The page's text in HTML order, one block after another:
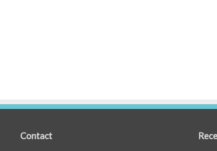
Contact